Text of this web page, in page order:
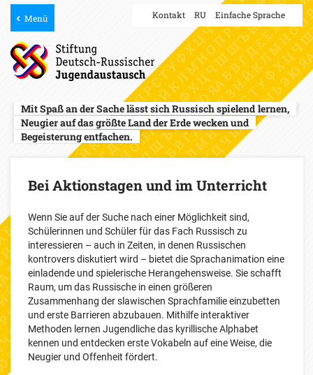
Menü Kontakt RU Einfache Sprache
Mit Spaß an der Sache lässt sich Russisch spielend lernen,
Neugier auf das größte Land der Erde wecken und
Begeisterung entfachen.
Bei Aktionstagen und im Unterricht
Wenn Sie auf der Suche nach einer Möglichkeit sind,
Schülerinnen und Schüler für das Fach Russisch zu
interessieren – auch in Zeiten, in denen Russischen
kontrovers diskutiert wird – bietet die Sprachanimation eine
einladende und spielerische Herangehensweise. Sie schafft
Raum, um das Russische in einen größeren
Zusammenhang der slawischen Sprachfamilie einzubetten
und erste Barrieren abzubauen. Mithilfe interaktiver
Methoden lernen Jugendliche das kyrillische Alphabet
kennen und entdecken erste Vokabeln auf eine Weise, die
Neugier und Offenheit fördert.